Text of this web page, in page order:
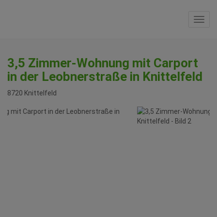
3,5 Zimmer-Wohnung mit Carport
in der Leobnerstraße in Knittelfeld
8720 Knittelfeld